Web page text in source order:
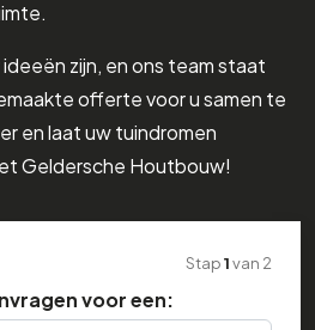
zijn, en ons team staat
offerte voor u samen te
en laat uw tuindromen
Geldersche Houtbouw!
Stap1van 2
voor een: